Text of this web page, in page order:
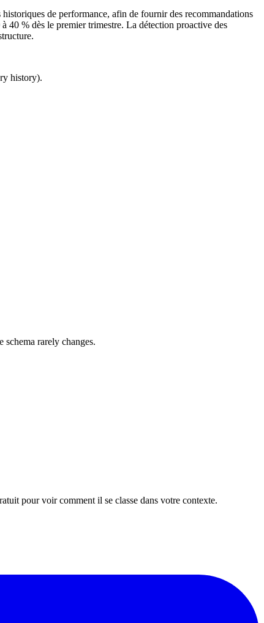
de performance, afin de fournir des recommandations
40 % dès le premier trimestre. La détection proactive des
history).
rarely changes.
pour voir comment il se classe dans votre contexte.